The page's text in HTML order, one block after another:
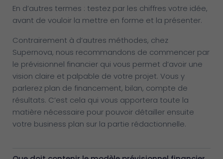
En d’autres termes : testez par les chiffres votre idée,
avant de vouloir la mettre en forme et la présenter.
Contrairement à d’autres méthodes, chez
Supernova, nous recommandons de commencer par
le prévisionnel financier qui vous permet d’avoir une
vision claire et palpable de votre projet. Vous y
parlerez plan de financement, bilan, compte de
résultats. C’est cela qui vous apportera toute la
matière nécessaire pour pouvoir détailler ensuite
votre business plan sur la partie rédactionnelle.